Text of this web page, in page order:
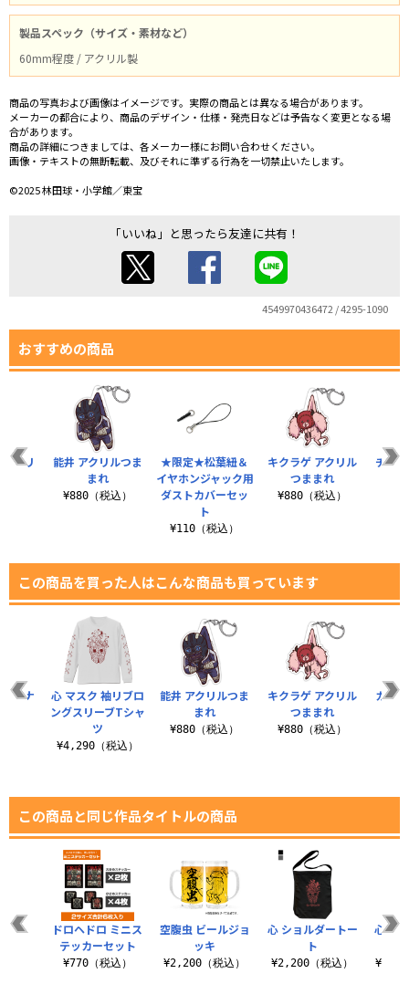
製品スペック（サイズ・素材など）
60mm程度 / アクリル製
商品の写真および画像はイメージです。実際の商品とは異なる場合があります。
メーカーの都合により、商品のデザイン・仕様・発売日などは予告なく変更となる場
合があります。
商品の詳細につきましては、各メーカー様にお問い合わせください。
画像・テキストの無断転載、及びそれに準ずる行為を一切禁止いたします。
©2025 林田球・小学館／東宝
「いいね」と思ったら友達に共有！
4549970436472 / 4295-1090
おすすめの商品
★限定★松葉紐＆
イヤホンジャック用
ダストカバーセッ
ト
¥110（税込）
キクラゲ アクリル
つままれ
¥880（税込）
チダ
クリ
能井 アクリルつま
まれ
¥880（税込）
この商品を買った人はこんな商品も買っています
能井 アクリルつま
まれ
¥880（税込）
キクラゲ アクリル
つままれ
¥880（税込）
カイ
（ナ
心 マスク 袖リブロ
ングスリーブTシャ
ツ
¥4,290（税込）
この商品と同じ作品タイトルの商品
空腹虫 ビールジョ
ッキ
¥2,200（税込）
心 ショルダートー
ト
¥2,200（税込）
心 マ
皿
ドロヘドロ ミニス
テッカーセット
¥770（税込）